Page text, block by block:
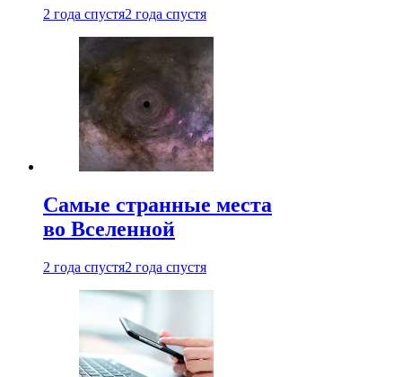
2 года спустя2 года спустя
Самые странные места
во Вселенной
2 года спустя2 года спустя